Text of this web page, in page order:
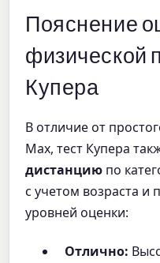
Пояснение
физической
Купера
В отличие от
Max, тест Купера
дистанцию по
с учетом возраста и
уровней оценки:
Отлично: